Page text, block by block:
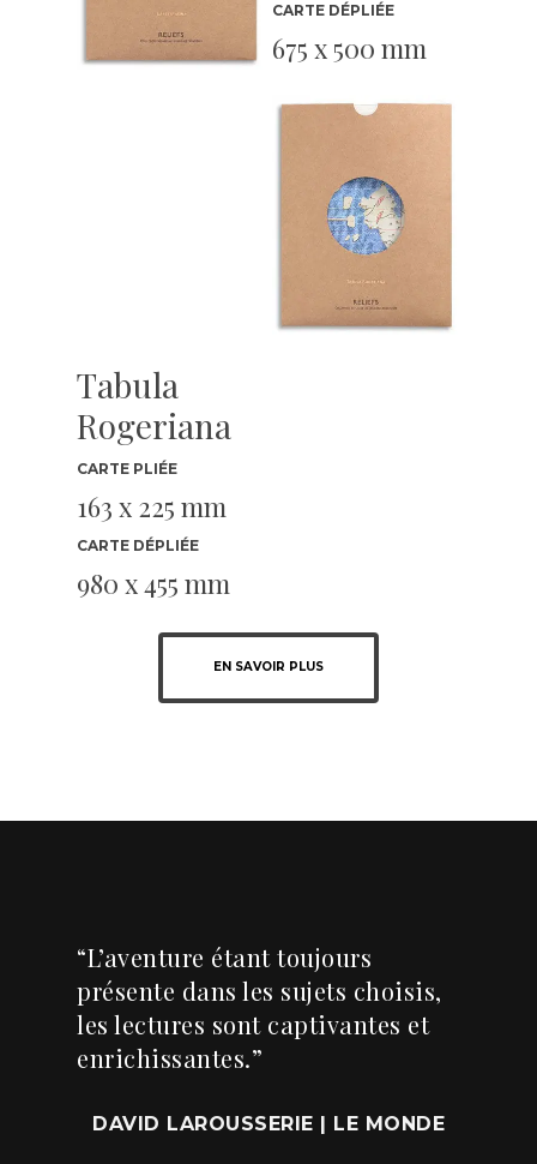
CARTE DÉPLIÉE
675 x 500 mm
Tabula
Rogeriana
CARTE PLIÉE
163 x 225 mm
CARTE DÉPLIÉE
980 x 455 mm
EN SAVOIR PLUS
“L’aventure étant toujours
présente dans les sujets choisis,
les lectures sont captivantes et
enrichissantes.”
DAVID LAROUSSERIE | LE MONDE